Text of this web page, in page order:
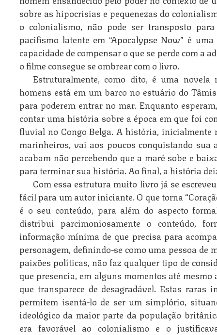
sobre as hipocrisias e pequenezas do
o colonialismo, não pode ser transposto
pacifismo latente em “Apocalypse Now” é
capacidade de compensar o que se perde com a
o filme consegue se ombrear com o livro.
Estruturalmente, como dito, é uma
homens está em um barco no estuário do
para poderem entrar no mar. Enquanto
contar uma história sobre a época em que foi
fluvial no Congo Belga. A história, inicialmente
marinheiros, vai aos poucos conquistando sua
acabam não percebendo que a maré sobe e
para terminar sua história. Ao final, a história
Com essa estrutura muito livro já se
fácil para um autor iniciante. O que torna
é o seu conteúdo, para além do aspecto
distribui parcimoniosamente o conteúdo,
informação mínima de que precisa para
personagem, definindo-se como uma pessoa de
paixões políticas, não faz qualquer tipo de
que presencia, em alguns momentos até
que transparece de desagradável. Estas raras
permitem isentá-lo de ser um simplório,
ideológico da maior parte da população
era favorável ao colonialismo e o